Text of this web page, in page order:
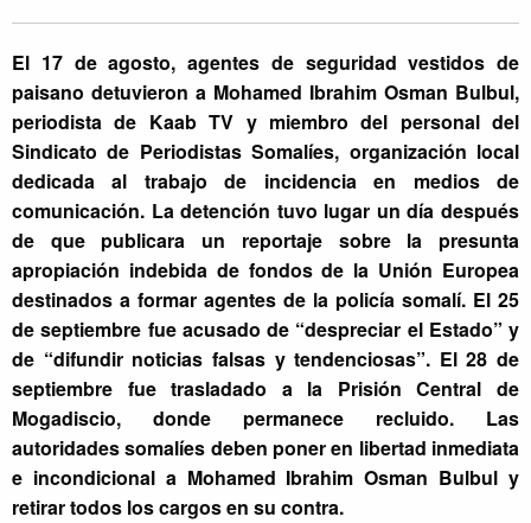
El 17 de agosto, agentes de seguridad vestidos de
paisano detuvieron a Mohamed Ibrahim Osman Bulbul,
periodista de Kaab TV y miembro del personal del
Sindicato de Periodistas Somalíes, organización local
dedicada al trabajo de incidencia en medios de
comunicación. La detención tuvo lugar un día después
de que publicara un reportaje sobre la presunta
apropiación indebida de fondos de la Unión Europea
destinados a formar agentes de la policía somalí. El 25
de septiembre fue acusado de “despreciar el Estado” y
de “difundir noticias falsas y tendenciosas”. El 28 de
septiembre fue trasladado a la Prisión Central de
Mogadiscio, donde permanece recluido. Las
autoridades somalíes deben poner en libertad inmediata
e incondicional a Mohamed Ibrahim Osman Bulbul y
retirar todos los cargos en su contra.